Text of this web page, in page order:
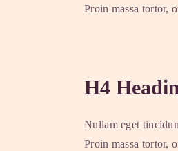
Proin massa tortor,
H4
Nullam eget
Proin massa tortor,